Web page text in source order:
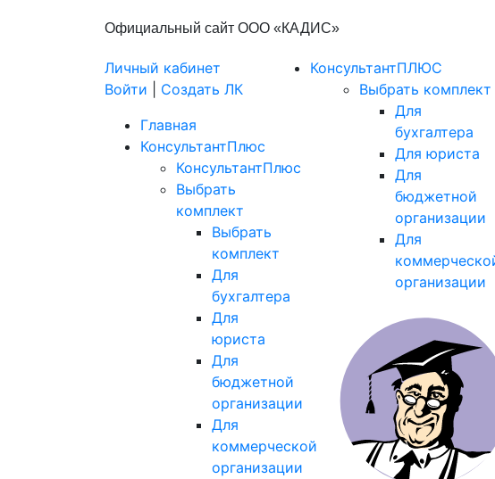
Официальный сайт ООО «КАДИС»
Личный кабинет
Войти
Создать ЛК
Главная
КонсультантПлюс
КонсультантПлюс
Выбрать
комплект
Выбрать
комплект
Для
бухгалтера
Для
юриста
Для
бюджетной
организации
Для
коммерческой
организации
КонсультантПЛЮС
Выбрать комплект
Для
бухгалтера
Для юриста
Для
бюджетной
организации
Для
организации